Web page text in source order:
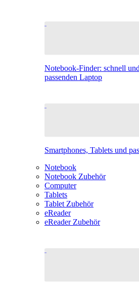
Notebook-Finder: schnell
passenden Laptop
Smartphones, Tablets und
Notebook
Notebook Zubehör
Computer
Tablets
Tablet Zubehör
eReader
eReader Zubehör